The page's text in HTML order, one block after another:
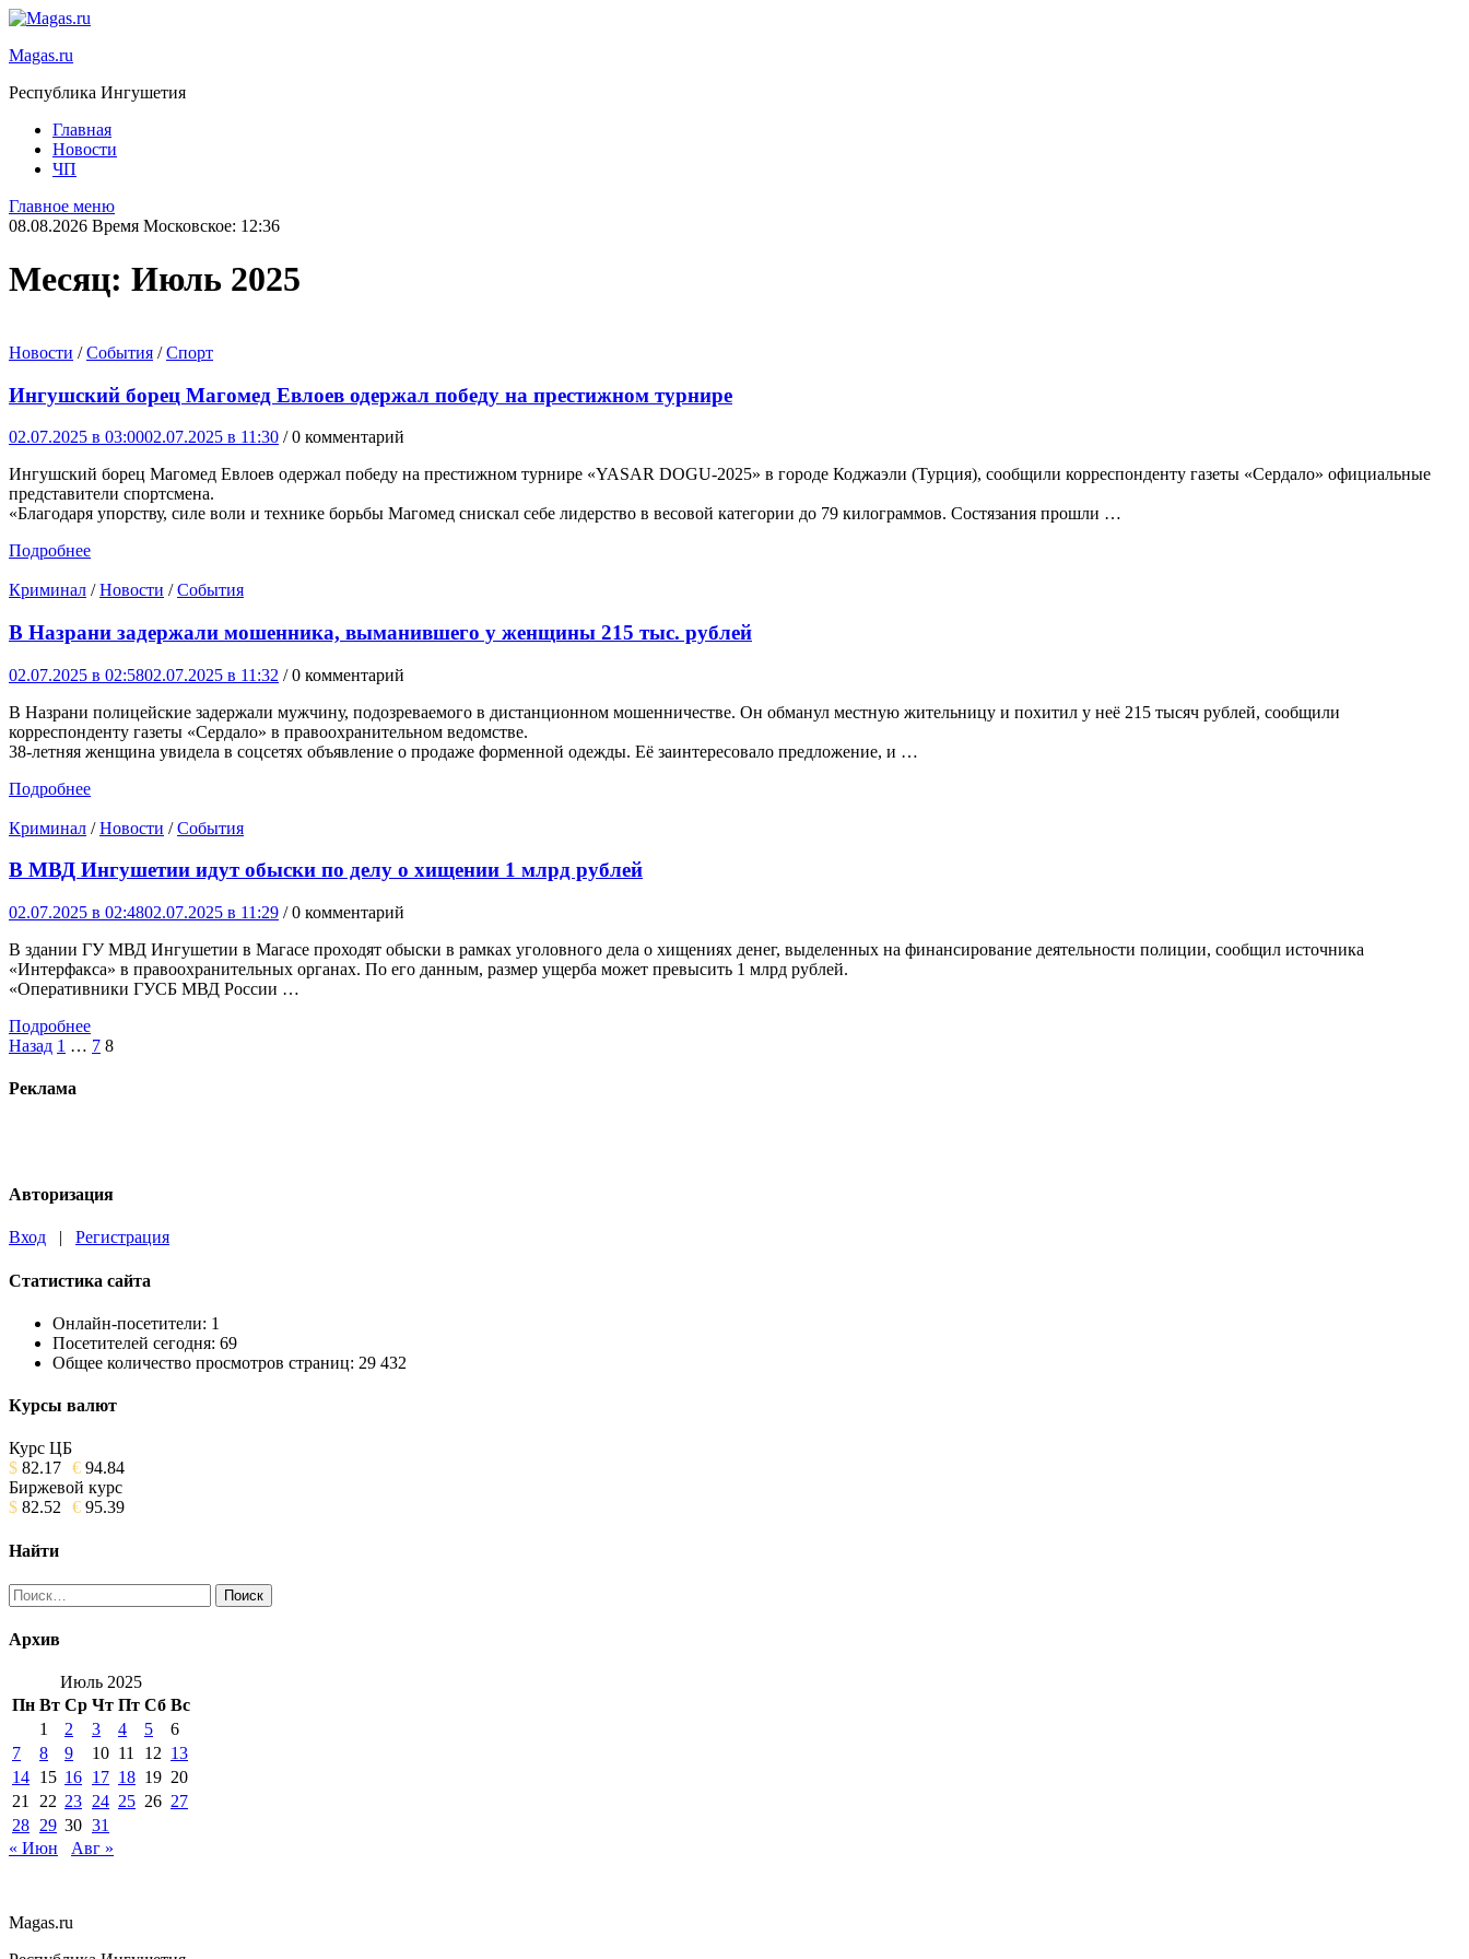
Magas.ru
Республика Ингушетия
Главная
Новости
ЧП
Главное меню
08.08.2026 Время Московское: 12:36
Месяц: Июль 2025
Новости /События /Спорт
Ингушский борец Магомед Евлоев одержал победу на престижном турнире
02.07.2025 в 03:0002.07.2025 в 11:30 / 0 комментарий
Ингушский борец Магомед Евлоев одержал победу на престижном турнире «YASAR DOGU-2025» в городе Коджаэли (Турция), сообщили корреспонденту газеты «Сердало» официальные
представители спортсмена.
«Благодаря упорству, силе воли и технике борьбы Магомед снискал себе лидерство в весовой категории до 79 килограммов. Состязания прошли …
Подробнее
Криминал /Новости /События
В Назрани задержали мошенника, выманившего у женщины 215 тыс. рублей
02.07.2025 в 02:5802.07.2025 в 11:32 / 0 комментарий
В Назрани полицейские задержали мужчину, подозреваемого в дистанционном мошенничестве. Он обманул местную жительницу и похитил у неё 215 тысяч рублей, сообщили
корреспонденту газеты «Сердало» в правоохранительном ведомстве.
38-летняя женщина увидела в соцсетях объявление о продаже форменной одежды. Её заинтересовало предложение, и …
Подробнее
Криминал /Новости /События
В МВД Ингушетии идут обыски по делу о хищении 1 млрд рублей
02.07.2025 в 02:4802.07.2025 в 11:29 / 0 комментарий
В здании ГУ МВД Ингушетии в Магасе проходят обыски в рамках уголовного дела о хищениях денег, выделенных на финансирование деятельности полиции, сообщил источника
«Интерфакса» в правоохранительных органах. По его данным, размер ущерба может превысить 1 млрд рублей.
«Оперативники ГУСБ МВД России …
Подробнее
Пагинация
записей
Назад 1 … 7 8
Реклама
Авторизация
Вход | Регистрация
Статистика сайта
Онлайн-посетители: 1
Посетителей сегодня: 69
Общее количество просмотров страниц: 29 432
Курсы валют
Курс ЦБ
$ 82.17 € 94.84
Биржевой курс
$ 82.52 € 95.39
Найти
Найти:
Архив
Июль 2025
Пн Вт Ср Чт Пт Сб Вс
1
2 3 4 5
6
7
8 9 10 11 12 13
14 15 16 17 18 19 20
21
22 23 24 25 26 27
28 29 30 31
« Июн
Авг »
Magas.ru